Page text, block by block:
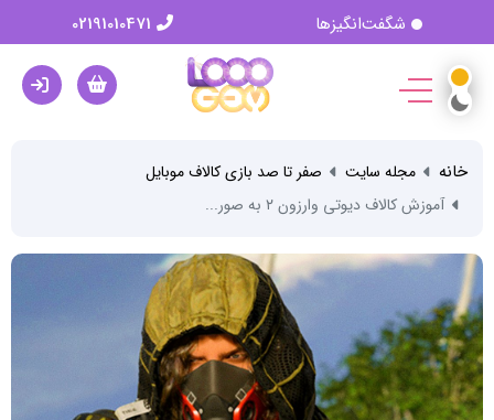
شگفت‌انگیزها
خانه مجله سایت
صفر تا صد بازی کالاف موبایل
آموزش کالاف دیوتی وارزون ۲ به صور...